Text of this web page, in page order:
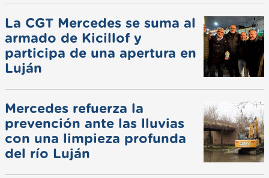
La CGT Mercedes se suma al
armado de Kicillof y
participa de una apertura en
Luján
Mercedes refuerza la
prevención ante las lluvias
con una limpieza profunda
del río Luján